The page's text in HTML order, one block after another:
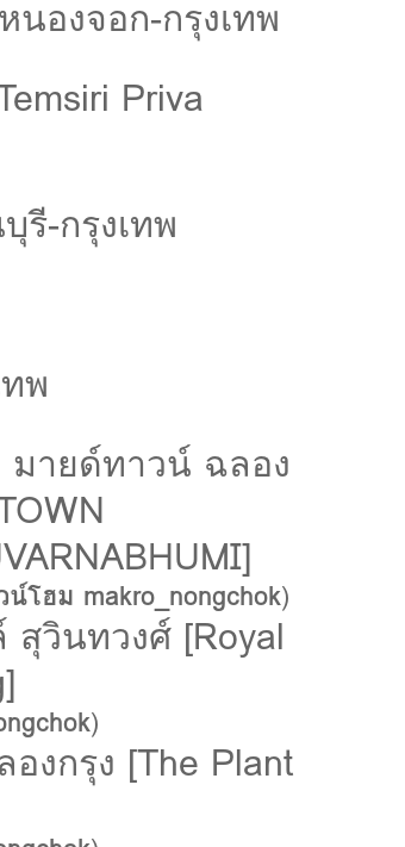
องจอก-กรุงเทพ
Priva
-กรุงเทพ
พ
มายด์ทาวน์ ฉลอง
โฮม makro_nongchok)
วินทวงศ์ [Royal
)
งกรุง [The Plant